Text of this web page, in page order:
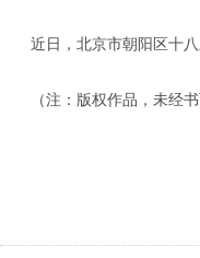
近日，北京市朝阳区十
（注：版权作品，未经